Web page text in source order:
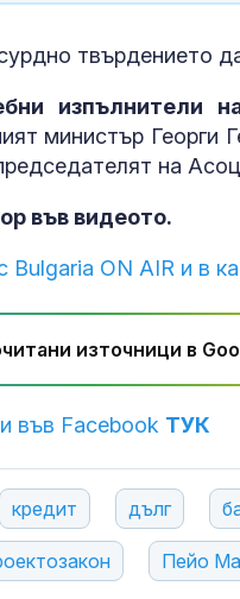
твърдението
изпълнители
министър Георги
на
във видеото.
ON AIR и в
източници в
във Facebook ТУК
кредит дълг
Пейо